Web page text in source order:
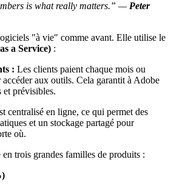
is what really matters.” — Peter
"à vie" comme avant. Elle utilise le
a Service) :
: Les clients paient chaque mois ou
accéder aux outils. Cela garantit à Adobe
et prévisibles.
centralisé en ligne, ce qui permet des
et un stockage partagé pour
où.
trois grandes familles de produits :